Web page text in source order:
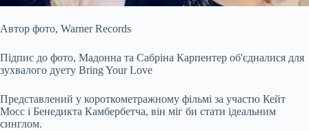
Автор фото, Warner Records
Підпис до фото, Мадонна та Сабріна Карпентер об'єдналися для
зухвалого дуету Bring Your Love
Представлений у короткометражному фільмі за участю Кейт
Мосс і Бенедикта Камбербетча, він міг би стати ідеальним
синглом.